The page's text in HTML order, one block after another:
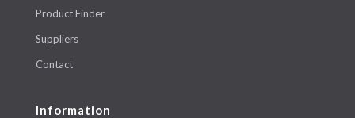
Product Finder
Suppliers
Contact
Information